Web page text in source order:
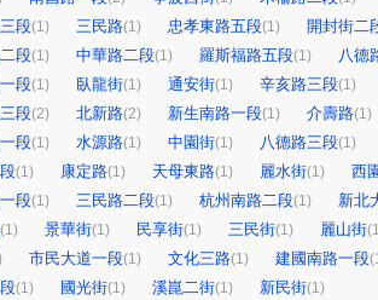
段(1) 三民路(1) 忠孝東路五段(1)
開封街二
段(1) 中華路二段(1) 羅斯福路五段(1)
八德
段(1) 臥龍街(1) 通安街(1) 辛亥路三段(1)
段(2) 北新路(2) 新生南路一段(1) 介壽路(1)
段(1) 水源路(1) 中園街(1) 八德路三段(1)
(1) 康定路(1) 天母東路(1) 麗水街(1)
西
段(1) 三民路二段(1) 杭州南路二段(1)
新北
(1) 景華街(1) 民享街(1) 三民街(1) 麗山街
市民大道一段(1) 文化三路(1) 建國南路一段
(1) 國光街(1) 溪崑二街(1) 新民街(1)